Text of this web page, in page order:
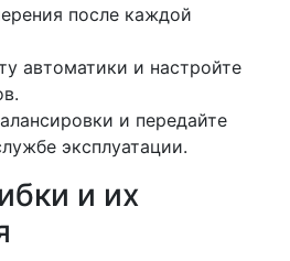
после каждой
автоматики и настройте
и передайте
эксплуатации.
и их